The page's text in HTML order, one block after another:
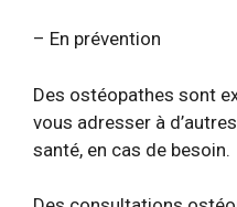
– En prévention
Des ostéopathes sont
vous adresser à d’autres
santé, en cas de besoin.